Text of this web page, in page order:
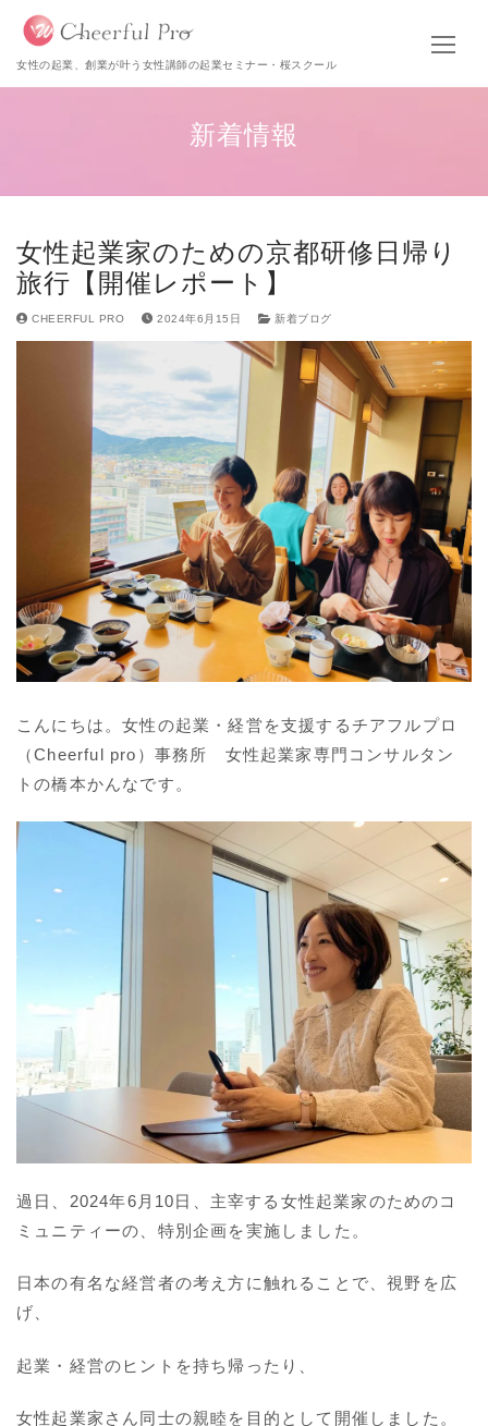
女性の起業、創業が叶う女性講師の起業セミナー・桜スクール
新着情報
女性起業家のための京都研修日帰り
旅行【開催レポート】
CHEERFUL PRO 2024年6月15日 新着ブログ
こんにちは。女性の起業・経営を支援するチアフルプロ
（Cheerful pro）事務所 女性起業家専門コンサルタン
トの橋本かんなです。
過日、2024年6月10日、主宰する女性起業家のためのコ
ミュニティーの、特別企画を実施しました。
日本の有名な経営者の考え方に触れることで、視野を広
げ、
起業・経営のヒントを持ち帰ったり、
女性起業家さん同士の親睦を目的として開催しました。